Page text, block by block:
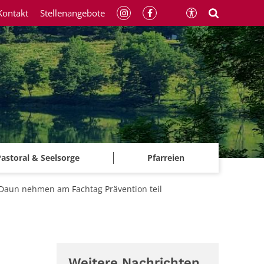
& Seelsorge Pfarreien
Stellenangebote
nehmen am Fachtag Prävention teil